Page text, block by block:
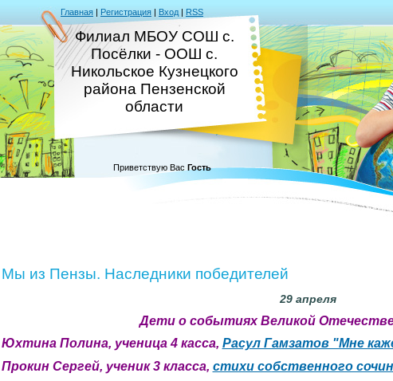
Главная | Регистрация | Вход | RSS
Филиал МБОУ СОШ с.
Посёлки - ООШ с.
Никольское Кузнецкого
района Пензенской
области
Приветствую Вас Гость
Мы из Пензы. Наследники победителей
29 апреля
Дети о событиях Великой
Юхтина Полина, ученица 4 касса, Расул Гамзатов "Мне
Прокин Сергей, ученик 3 класса, стихи собственного